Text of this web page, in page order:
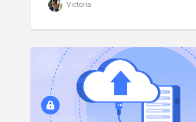
Victoria